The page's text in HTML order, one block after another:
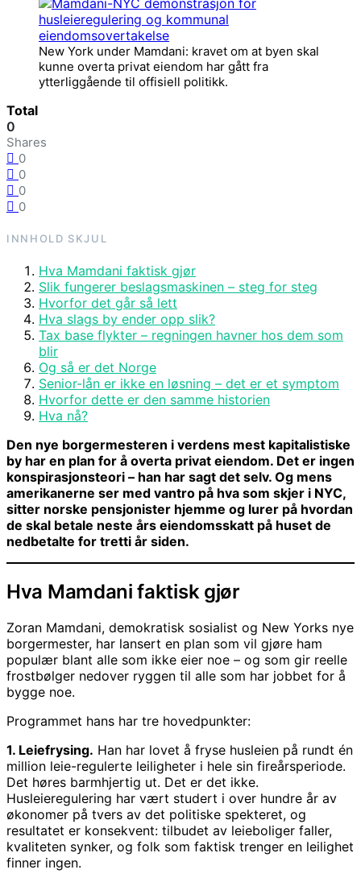
New York under Mamdani: kravet om at byen skal
kunne overta privat eiendom har gått fra
ytterliggående til offisiell politikk.
Total
0
Shares
0
0
0
0
INNHOLD SKJUL
Hva Mamdani faktisk gjør
Slik fungerer beslagsmaskinen – steg for steg
Hvorfor det går så lett
Hva slags by ender opp slik?
Tax base flykter – regningen havner hos dem som
blir
Og så er det Norge
Senior-lån er ikke en løsning – det er et symptom
Hvorfor dette er den samme historien
Hva nå?
Den nye borgermesteren i verdens mest kapitalistiske
by har en plan for å overta privat eiendom. Det er ingen
konspirasjonsteori – han har sagt det selv. Og mens
amerikanerne ser med vantro på hva som skjer i NYC,
sitter norske pensjonister hjemme og lurer på hvordan
de skal betale neste års eiendomsskatt på huset de
nedbetalte for tretti år siden.
Hva Mamdani faktisk gjør
Zoran Mamdani, demokratisk sosialist og New Yorks nye
borgermester, har lansert en plan som vil gjøre ham
populær blant alle som ikke eier noe – og som gir reelle
frostbølger nedover ryggen til alle som har jobbet for å
bygge noe.
Programmet hans har tre hovedpunkter:
1. Leiefrysing. Han har lovet å fryse husleien på rundt én
million leie-regulerte leiligheter i hele sin fireårsperiode.
Det høres barmhjertig ut. Det er det ikke.
Husleieregulering har vært studert i over hundre år av
økonomer på tvers av det politiske spekteret, og
resultatet er konsekvent: tilbudet av leieboliger faller,
kvaliteten synker, og folk som faktisk trenger en leilighet
finner ingen.